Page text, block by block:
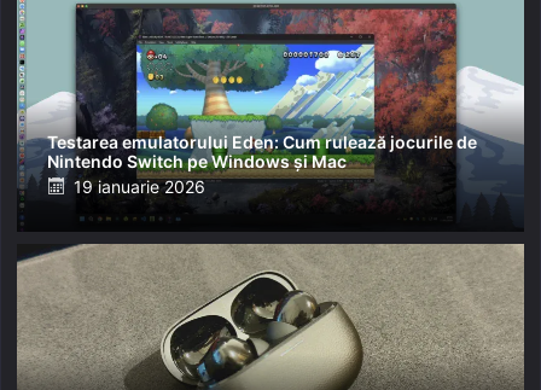
Testarea emulatorului Eden: Cum rulează jocurile de
Nintendo Switch pe Windows și Mac
Posted
on
19 ianuarie 2026